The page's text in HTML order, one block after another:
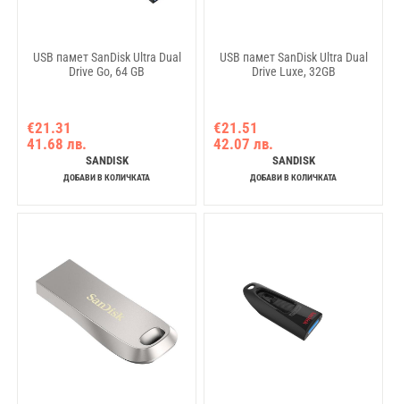
USB памет SanDisk Ultra Dual
Drive Go, 64 GB
€21.31
41.68 лв.
SANDISK
ДОБАВИ В КОЛИЧКАТА
USB памет SanDisk Ultra Dual
Drive Luxe, 32GB
€21.51
42.07 лв.
SANDISK
ДОБАВИ В КОЛИЧКАТА